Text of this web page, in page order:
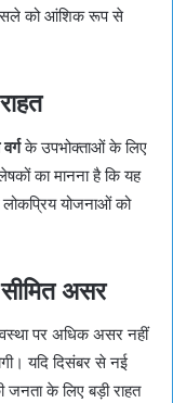
को आंशिक रूप से
के उपभोक्ताओं के लिए
का मानना है कि यह
योजनाओं को
असर
पर अधिक असर नहीं
यदि दिसंबर से नई
जनता के लिए बड़ी राहत